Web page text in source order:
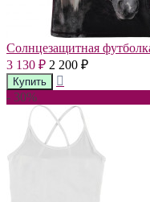
Солнцезащитная
3 130 ₽ 2 200 ₽
- 30%